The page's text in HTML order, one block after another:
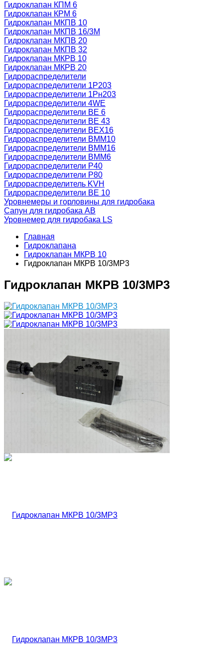
Гидроклапан КПМ 6
Гидроклапан КРМ 6
Гидроклапан МКПВ 10
Гидроклапан МКПВ 16/3М
Гидроклапан МКПВ 20
Гидроклапан МКПВ 32
Гидроклапан МКРВ 10
Гидроклапан МКРВ 20
Гидрораспределители
Гидрораспределители 1Р203
Гидрораспределители 1Рн203
Гидрораспределители 4WE
Гидрораспределители ВЕ 6
Гидрораспределители ВЕ 43
Гидрораспределители ВЕХ16
Гидрораспределители ВММ10
Гидрораспределители ВММ16
Гидрораспределители ВММ6
Гидрораспределители Р40
Гидрораспределители Р80
Гидрораспределитель KVH
Гидрораспределители ВЕ 10
Уровнемеры и горловины для гидробака
Сапун для гидробака АВ
Уровнемер для гидробака LS
Главная
Гидроклапана
Гидроклапан МКРВ 10
Гидроклапан МКРВ 10/3МР3
Гидроклапан МКРВ 10/3МР3